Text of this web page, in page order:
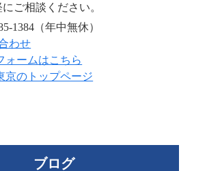
ご相談ください。
1384（年中無休）
わせ
ォームはこちら
京のトップページ
ブログ